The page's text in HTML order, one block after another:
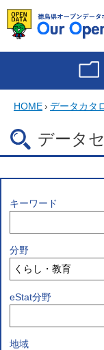
HOME› データカタ
データ
キーワード
分野
eStat分野
地域